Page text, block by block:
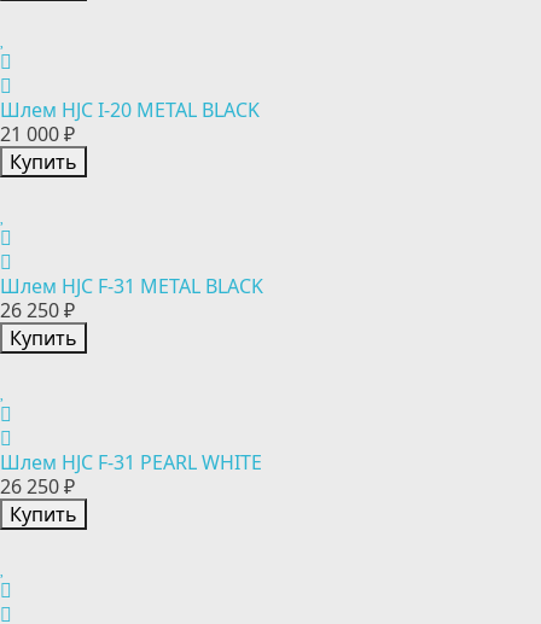
Шлем HJC I-20 METAL BLACK
21 000 ₽
Купить
Шлем HJC F-31 METAL BLACK
26 250 ₽
Купить
Шлем HJC F-31 PEARL WHITE
26 250 ₽
Купить